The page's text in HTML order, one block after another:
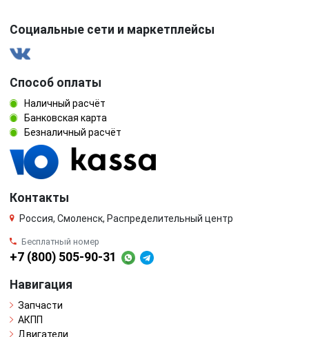
Социальные сети и маркетплейсы
Способ оплаты
Наличный расчёт
Банковская карта
Безналичный расчёт
Контакты
Россия, Смоленск, Распределительный центр
Бесплатный номер
+7 (800) 505-90-31
Навигация
Запчасти
АКПП
Двигатели